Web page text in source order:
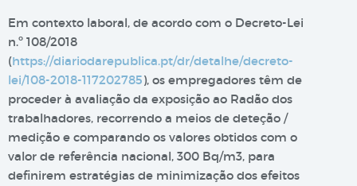
Em contexto laboral, de acordo com o Decreto-Lei
n.º 108/2018
(https://diariodarepublica.pt/dr/detalhe/decreto-
lei/108-2018-117202785), os empregadores têm de
proceder à avaliação da exposição ao Radão dos
trabalhadores, recorrendo a meios de deteção /
medição e comparando os valores obtidos com o
valor de referência nacional, 300 Bq/m3, para
definirem estratégias de minimização dos efeitos